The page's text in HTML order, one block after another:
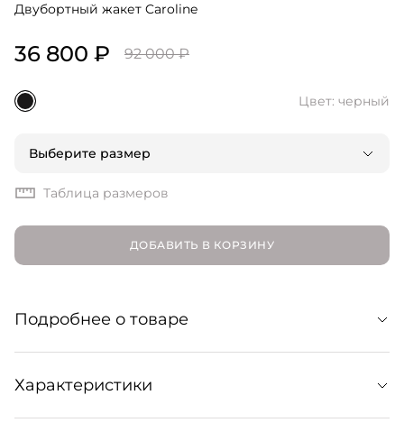
Двубортный жакет Caroline
36 800 ₽ 92 000 ₽
Цвет: черный
Выберите размер
Таблица размеров
ДОБАВИТЬ В КОРЗИНУ
Подробнее о товаре
Идеально скроенный жакет с заостренными
лацканами, строгим плечом и двубортной застежкой.
Сшит из мягкой и износостойкой костюмной шерсти и
Характеристики